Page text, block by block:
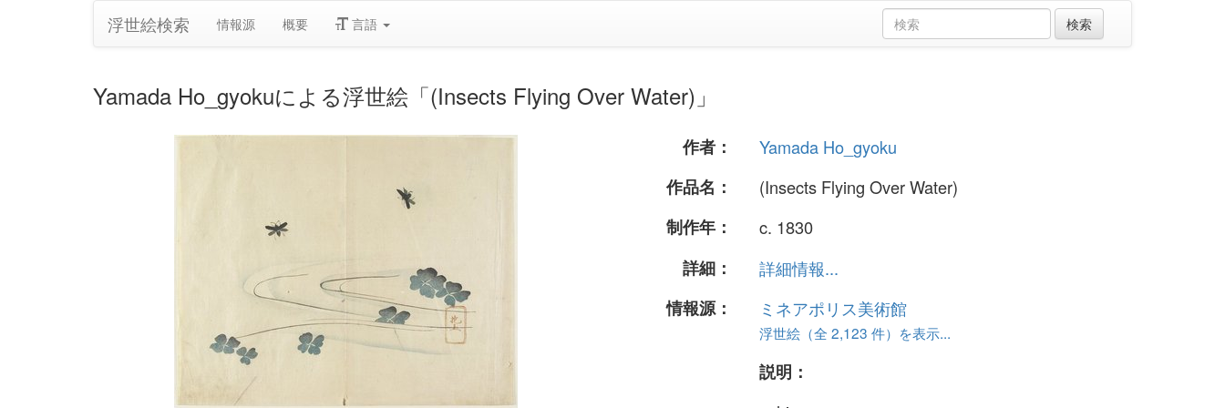
浮世絵検索 情報源 概要 言語
Yamada Ho_gyokuによる浮世絵「(Insects Flying Over Water)」
作者：
Yamada Ho_gyoku
作品名：
(Insects Flying Over Water)
制作年：
c. 1830
詳細：
詳細情報...
情報源：
ミネアポリス美術館
浮世絵（全 2,123 件）を表示...
説明：